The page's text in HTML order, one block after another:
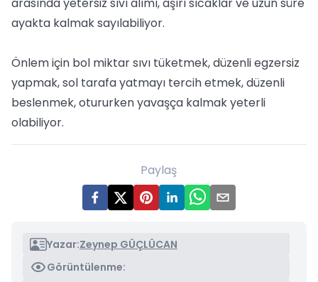
ayakta kalmak sayılabiliyor.
Önlem için bol miktar sıvı tüketmek, düzenli egzersiz
yapmak, sol tarafa yatmayı tercih etmek, düzenli
beslenmek, otururken yavaşça kalmak yeterli
olabiliyor.
Paylaş
Yazar:Zeynep GÜÇLÜCAN
Görüntülenme: